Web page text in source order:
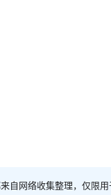
自网络收集整理，仅限